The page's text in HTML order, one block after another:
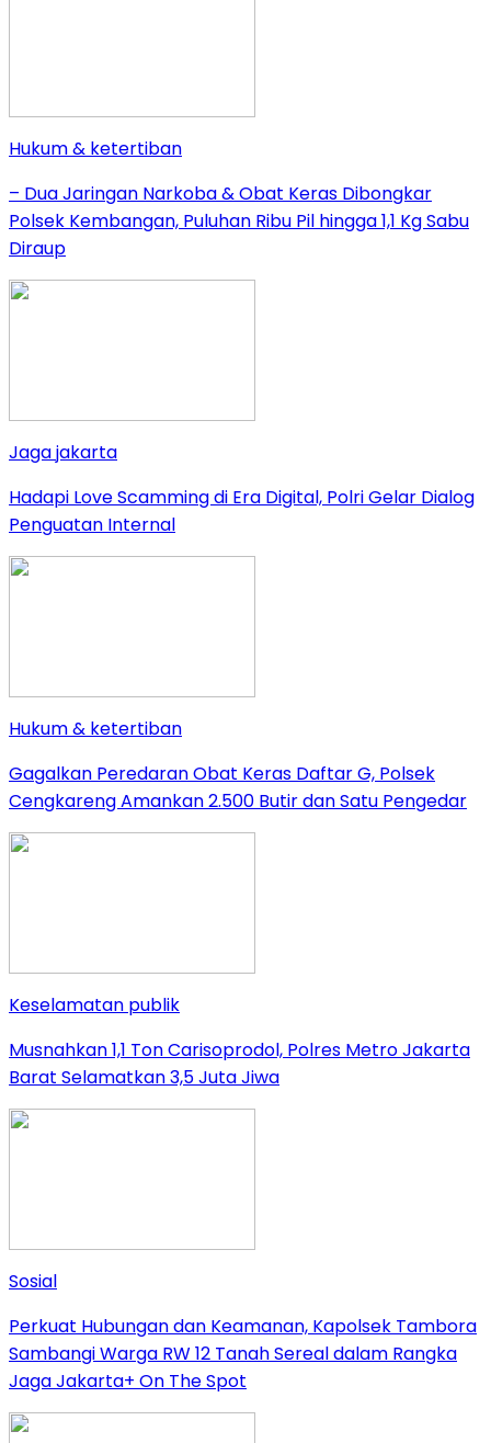
Hukum & ketertiban
– Dua Jaringan Narkoba & Obat Keras Dibongkar
Polsek Kembangan, Puluhan Ribu Pil hingga 1,1 Kg Sabu
Diraup
Jaga jakarta
Hadapi Love Scamming di Era Digital, Polri Gelar Dialog
Penguatan Internal
Hukum & ketertiban
Gagalkan Peredaran Obat Keras Daftar G, Polsek
Cengkareng Amankan 2.500 Butir dan Satu Pengedar
Keselamatan publik
Musnahkan 1,1 Ton Carisoprodol, Polres Metro Jakarta
Barat Selamatkan 3,5 Juta Jiwa
Sosial
Perkuat Hubungan dan Keamanan, Kapolsek Tambora
Sambangi Warga RW 12 Tanah Sereal dalam Rangka
Jaga Jakarta+ On The Spot